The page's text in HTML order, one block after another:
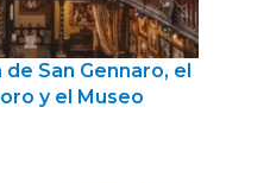
San Gennaro, el
y el Museo